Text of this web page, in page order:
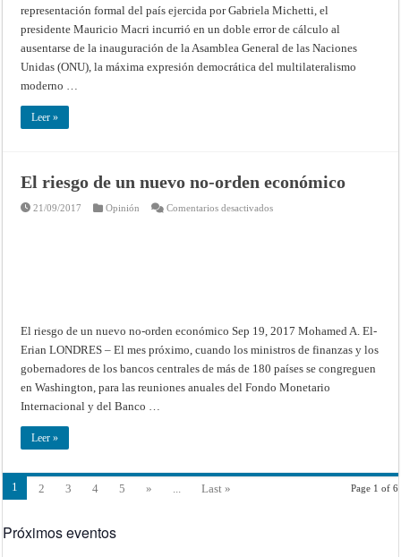
representación formal del país ejercida por Gabriela Michetti, el
presidente Mauricio Macri incurrió en un doble error de cálculo al
ausentarse de la inauguración de la Asamblea General de las Naciones
Unidas (ONU), la máxima expresión democrática del multilateralismo
moderno …
Leer »
El riesgo de un nuevo no-orden económico
21/09/2017 Opinión Comentarios desactivadosen
El riesgo de un nuevo no-orden económico Sep 19, 2017 Mohamed A. El-
Erian LONDRES – El mes próximo, cuando los ministros de finanzas y los
gobernadores de los bancos centrales de más de 180 países se congreguen
en Washington, para las reuniones anuales del Fondo Monetario
Internacional y del Banco …
Leer »
Page 1 of 6
1 2 3 4 5 » ... Last »
Próximos eventos